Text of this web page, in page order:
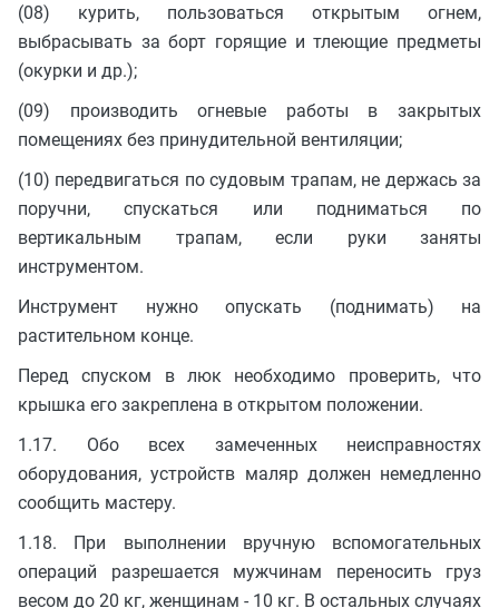
(08) курить, пользоваться открытым огнем,
выбрасывать за борт горящие и тлеющие предметы
(окурки и др.);
(09) производить огневые работы в закрытых
помещениях без принудительной вентиляции;
(10) передвигаться по судовым трапам, не держась за
поручни, спускаться или подниматься по
вертикальным трапам, если руки заняты
инструментом.
Инструмент нужно опускать (поднимать) на
растительном конце.
Перед спуском в люк необходимо проверить, что
крышка его закреплена в открытом положении.
1.17. Обо всех замеченных неисправностях
оборудования, устройств маляр должен немедленно
сообщить мастеру.
1.18. При выполнении вручную вспомогательных
операций разрешается мужчинам переносить груз
весом до 20 кг, женщинам - 10 кг. В остальных случаях